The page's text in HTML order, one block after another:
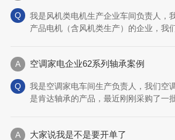
我是风机类电机生产企业车间负责人，
产品电机（含风机类生产）的企业，我们
空调家电企业62系列轴承案例
我是空调家电车间生产负责人，我们空
是肯达轴承的产品，最近刚刚采购了一
大家说我是不是要开单了